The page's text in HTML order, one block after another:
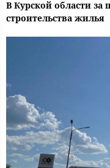
В Курской области за
строительства жилья